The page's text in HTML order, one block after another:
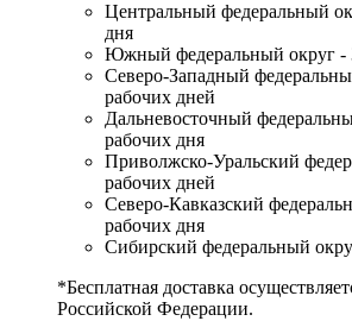
Центральный федеральный
дня
Южный федеральный округ -
Северо-Западный
рабочих дней
Дальневосточный
рабочих дня
Приволжско-Уральский
рабочих дней
Северо-Кавказский
рабочих дня
Сибирский федеральный
*Бесплатная доставка
Российской Федерации.